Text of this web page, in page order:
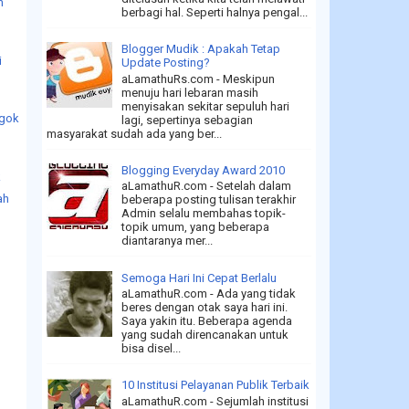
berbagi hal. Seperti halnya pengal...
Blogger Mudik : Apakah Tetap
Update Posting?
aLamathuRs.com - Meskipun
menuju hari lebaran masih
menyisakan sekitar sepuluh hari
lagi, sepertinya sebagian
masyarakat sudah ada yang ber...
Blogging Everyday Award 2010
aLamathuR.com - Setelah dalam
beberapa posting tulisan terakhir
Admin selalu membahas topik-
topik umum, yang beberapa
diantaranya mer...
Semoga Hari Ini Cepat Berlalu
aLamathuR.com - Ada yang tidak
beres dengan otak saya hari ini.
Saya yakin itu. Beberapa agenda
yang sudah direncanakan untuk
bisa disel...
10 Institusi Pelayanan Publik Terbaik
aLamathuR.com - Sejumlah institusi